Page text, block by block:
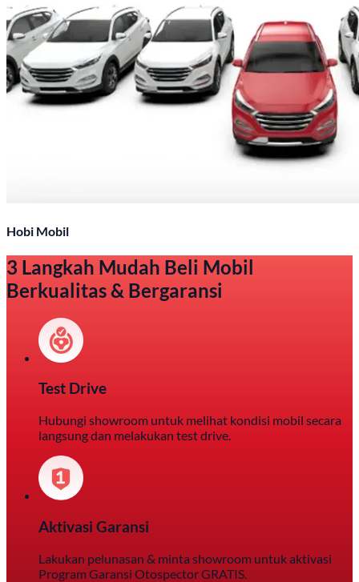
Hobi Mobil
3 Langkah Mudah Beli Mobil
Berkualitas & Bergaransi
Test Drive
Hubungi showroom untuk melihat kondisi mobil secara
langsung dan melakukan test drive.
Aktivasi Garansi
Lakukan pelunasan & minta showroom untuk aktivasi
Program Garansi Otospector GRATIS.